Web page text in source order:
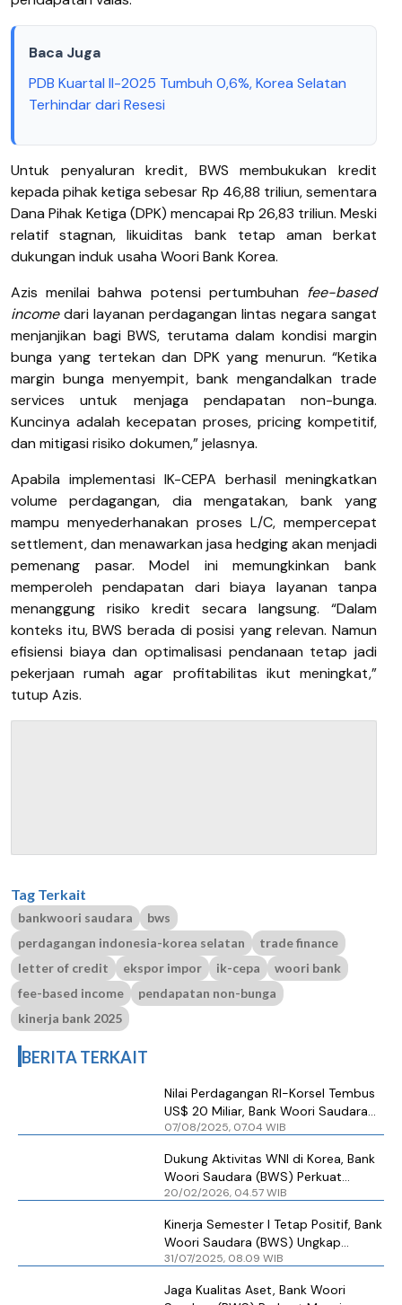
Baca Juga
PDB Kuartal II-2025 Tumbuh 0,6%, Korea Selatan
Terhindar dari Resesi
Untuk penyaluran kredit, BWS membukukan kredit
kepada pihak ketiga sebesar Rp 46,88 triliun, sementara
Dana Pihak Ketiga (DPK) mencapai Rp 26,83 triliun. Meski
relatif stagnan, likuiditas bank tetap aman berkat
dukungan induk usaha Woori Bank Korea.
Azis menilai bahwa potensi pertumbuhan fee-based
incomedari layanan perdagangan lintas negara sangat
menjanjikan bagi BWS, terutama dalam kondisi margin
bunga yang tertekan dan DPK yang menurun. “Ketika
margin bunga menyempit, bank mengandalkan trade
services untuk menjaga pendapatan non-bunga.
Kuncinya adalah kecepatan proses, pricing kompetitif,
dan mitigasi risiko dokumen,” jelasnya.
Apabila implementasi IK-CEPA berhasil meningkatkan
volume perdagangan, dia mengatakan, bank yang
mampu menyederhanakan proses L/C, mempercepat
settlement, dan menawarkan jasa hedging akan menjadi
pemenang pasar. Model ini memungkinkan bank
memperoleh pendapatan dari biaya layanan tanpa
menanggung risiko kredit secara langsung. “Dalam
konteks itu, BWS berada di posisi yang relevan. Namun
efisiensi biaya dan optimalisasi pendanaan tetap jadi
pekerjaan rumah agar profitabilitas ikut meningkat,”
tutup Azis.
Tag Terkait
bankwoori saudara
bws
perdagangan indonesia-korea selatan
trade finance
letter of credit
ekspor impor ik-cepa
woori bank
fee-based income
pendapatan non-bunga
kinerja bank 2025
BERITA TERKAIT
Nilai Perdagangan RI-Korsel Tembus
US$ 20 Miliar, Bank Woori Saudara
(BWS) Siap Raup Cuan dari Layanan
07/08/2025, 07.04 WIB
Dukung Aktivitas WNI di Korea, Bank
Woori Saudara (BWS) Perkuat
Layanan Lintas Negara
20/02/2026, 04.57 WIB
Kinerja Semester I Tetap Positif, Bank
Woori Saudara (BWS) Ungkap
31/07/2025, 08.09 WIB
Jaga Kualitas Aset, Bank Woori